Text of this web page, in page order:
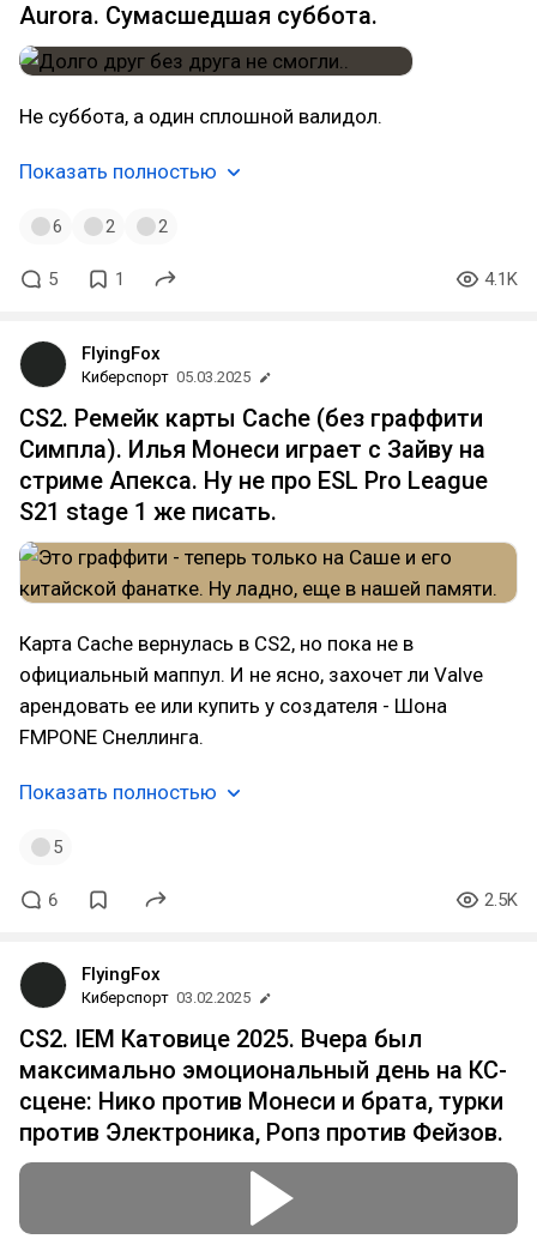
Aurora. Сумасшедшая суббота.
Не суббота, а один сплошной валидол.
Показать полностью
6 2 2
5 1 4.1K
FlyingFox
Киберспорт 05.03.2025
CS2. Ремейк карты Cache (без граффити
Симпла). Илья Монеси играет с Зайву на
стриме Апекса. Ну не про ESL Pro League
S21 stage 1 же писать.
Карта Cache вернулась в CS2, но пока не в
официальный маппул. И не ясно, захочет ли Valve
арендовать ее или купить у создателя - Шона
FMPONE Снеллинга.
Показать полностью
5
6 2.5K
FlyingFox
Киберспорт 03.02.2025
CS2. IEM Катовице 2025. Вчера был
максимально эмоциональный день на КС-
сцене: Нико против Монеси и брата, турки
против Электроника, Ропз против Фейзов.